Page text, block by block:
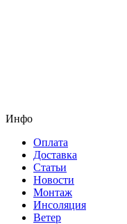
Инфо
Оплата
Доставка
Статьи
Новости
Монтаж
Инсоляция
Ветер